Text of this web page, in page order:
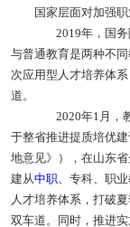
国家层面对加强
2019年，国务
与普通教育是两种不
次应用型人才培养体
道。
2020年1月，
于整省推进提质培优
地意见》），在山东
建从中职、专科、职
人才培养体系，打破
双车道。同时，推进